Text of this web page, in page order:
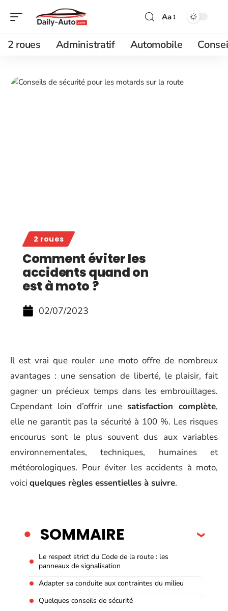
Aa
2 roues Administratif Automobile
2 roues
Comment éviter les
accidents quand on
est à moto ?
02/07/2023
Il est vrai que rouler une moto offre de nombreux
avantages : une sensation de liberté, le plaisir, fait
gagner un précieux temps dans les embrouillages.
Cependant loin d’offrir une satisfaction complète,
elle ne garantit pas la sécurité à 100 %. Les risques
encourus sont le plus souvent dus aux variables
environnementales, techniques, humaines et
météorologiques. Pour éviter les accidents à moto,
voici quelques règles essentielles à suivre.
SOMMAIRE
Le respect strict du Code de la route : les
panneaux de signalisation
Adapter sa conduite aux contraintes du milieu
Quelques conseils de sécurité